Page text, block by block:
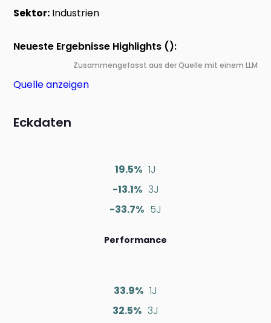
Sektor: Industrien
Neueste Ergebnisse Highlights ():
Zusammengefasst aus der Quelle mit einem LLM
Quelle anzeigen
Eckdaten
19.5% 1J
-13.1% 3J
-33.7% 5J
Performance
33.9% 1J
32.5% 3J